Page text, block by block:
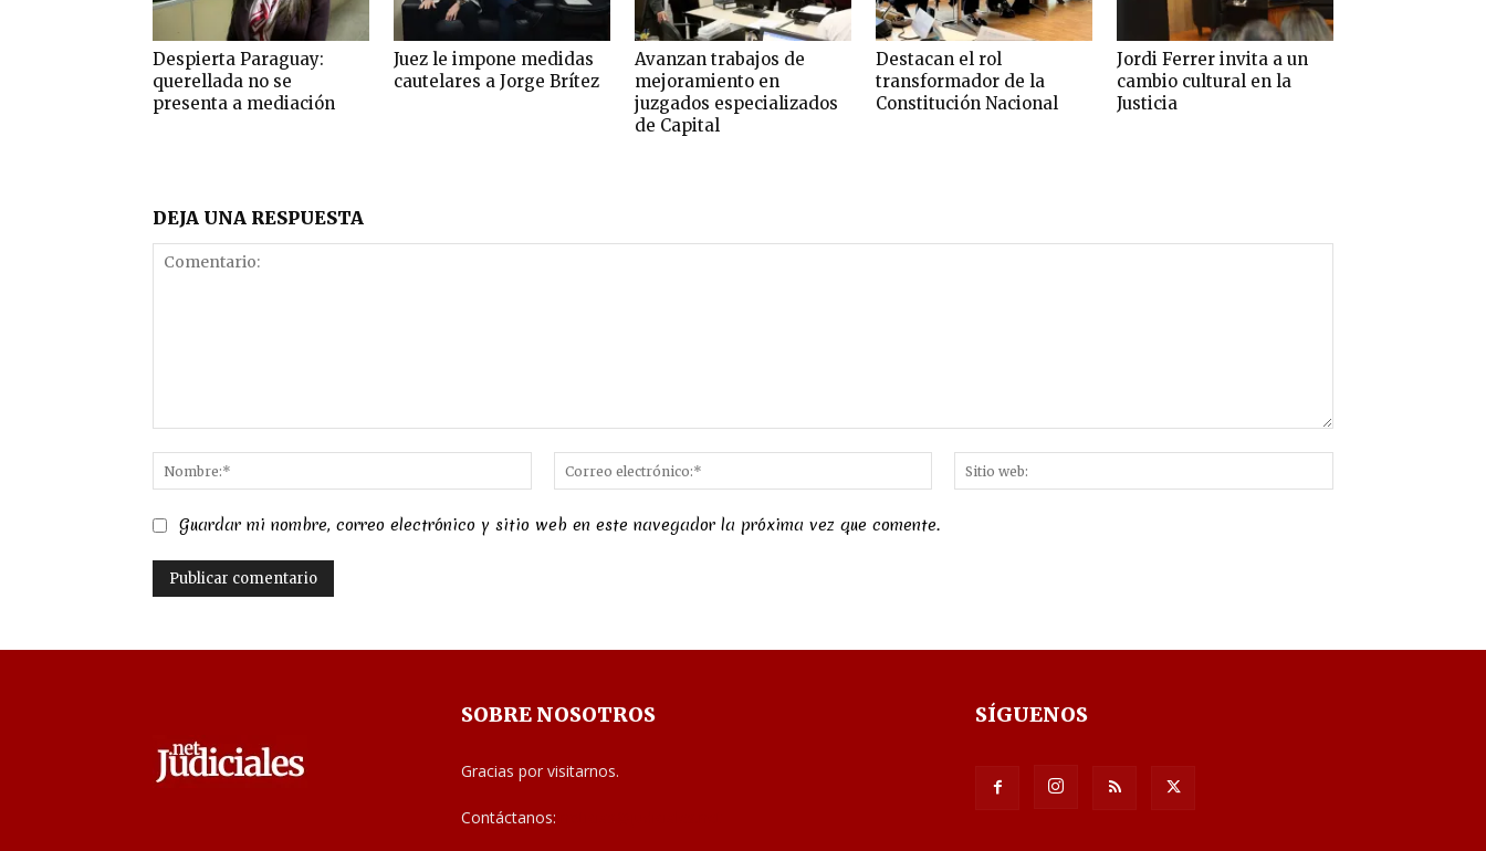
Despierta Paraguay:
querellada no se
presenta a mediación
Juez le impone medidas
cautelares a Jorge Brítez
Avanzan trabajos de
mejoramiento en
juzgados especializados
de Capital
Destacan el rol
transformador de la
Constitución Nacional
Jordi Ferrer invita a un
cambio cultural en la
Justicia
DEJA UNA RESPUESTA
Nombre:*
Correo
electrónico:*
web:
Guardar mi nombre, correo electrónico y sitio web en este navegador la próxima vez que comente.
SOBRE NOSOTROS
Gracias por visitarnos.
Contáctanos:
SÍGUENOS